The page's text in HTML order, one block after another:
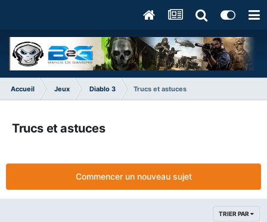
Accueil Jeux Diablo 3 Trucs et astuces
Trucs et astuces
Commencer un nouveau sujet
TRIER PAR